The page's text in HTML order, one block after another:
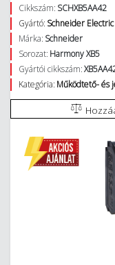
Cikkszám: SCHXB5AA42
Gyártó: Schneider Electric
Márka: Schneider
Sorozat: Harmony XB5
Gyártói cikkszám:
Kategória: Működtető- és